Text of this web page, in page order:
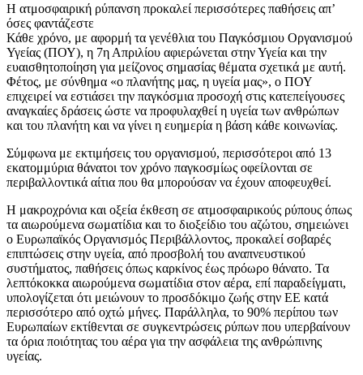
Η ατμοσφαιρική ρύπανση προκαλεί περισσότερες παθήσεις απ’
όσες φαντάζεστε
Κάθε χρόνο, με αφορμή τα γενέθλια του Παγκόσμιου Οργανισμού
Υγείας (ΠΟΥ), η 7η Απριλίου αφιερώνεται στην Υγεία και την
ευαισθητοποίηση για μείζονος σημασίας θέματα σχετικά με αυτή.
Φέτος, με σύνθημα «ο πλανήτης μας, η υγεία μας», ο ΠΟΥ
επιχειρεί να εστιάσει την παγκόσμια προσοχή στις κατεπείγουσες
αναγκαίες δράσεις ώστε να προφυλαχθεί η υγεία των ανθρώπων
και του πλανήτη και να γίνει η ευημερία η βάση κάθε κοινωνίας.
Σύμφωνα με εκτιμήσεις του οργανισμού, περισσότεροι από 13
εκατομμύρια θάνατοι τον χρόνο παγκοσμίως οφείλονται σε
περιβαλλοντικά αίτια που θα μπορούσαν να έχουν αποφευχθεί.
Η μακροχρόνια και οξεία έκθεση σε ατμοσφαιρικούς ρύπους όπως
τα αιωρούμενα σωματίδια και το διοξείδιο του αζώτου, σημειώνει
ο Ευρωπαϊκός Οργανισμός Περιβάλλοντος, προκαλεί σοβαρές
επιπτώσεις στην υγεία, από προσβολή του αναπνευστικού
συστήματος, παθήσεις όπως καρκίνος έως πρόωρο θάνατο. Τα
λεπτόκοκκα αιωρούμενα σωματίδια στον αέρα, επί παραδείγματι,
υπολογίζεται ότι μειώνουν το προσδόκιμο ζωής στην ΕΕ κατά
περισσότερο από οχτώ μήνες. Παράλληλα, το 90% περίπου των
Ευρωπαίων εκτίθενται σε συγκεντρώσεις ρύπων που υπερβαίνουν
τα όρια ποιότητας του αέρα για την ασφάλεια της ανθρώπινης
υγείας.